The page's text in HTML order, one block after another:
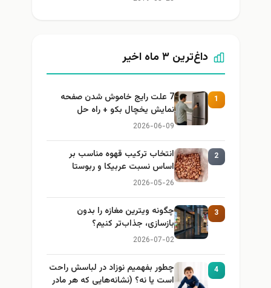
داغ‌ترین ۳ ماه اخیر
1
7 علت رایج خاموش شدن صفحه
نمایش یخچال بکو + راه حل
2026-06-09
2
انتخاب ترکیب قهوه مناسب بر
اساس نسبت عربیکا و ربوستا
2026-05-26
3
چگونه ویترین مغازه را بدون
بازسازی، جذاب‌تر کنیم؟
2026-07-02
4
چطور بفهمیم نوزاد در لباسش راحت
است یا نه؟ (نشانه‌هایی که هر مادر